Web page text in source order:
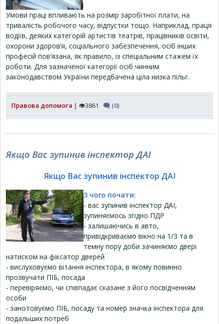
Умови праці впливають на розмір заробітної плати, на
тривалість робочого часу, відпустки тощо. Наприклад, праця
водіїв, деяких категорій артистів театрів, працівників освіти,
охорони здоров’я, соціального забезпечення, осіб інших
професій пов’язана, як правило, із спеціальним стажем їх
роботи. Для зазначеної категорії осіб чинним
законодавством України передбачена ціла низка пільг.
Правова допомога | 👁3861 🗨 (0)
Якщо Вас зупинив інспектор ДАІ
Якщо Вас зупинив інспектор ДАІ
З чого почати:
- вас зупинив інспектор ДАІ,
зупиняємось згідно ПДР
- залишаючись в авто,
привідкриваємо вікно на 1/3 та в
темну пору доби зачиняємо двері
натиском на фіксатор дверей
- вислуховуємо вітання інспектора, в якому повинно
прозвучати ПІБ, посада
- перевіряємо, чи співпадає сказане з його посвідченням
особи
- занотовуємо ПІБ, посаду та номер значка інспектора для
подальших потреб